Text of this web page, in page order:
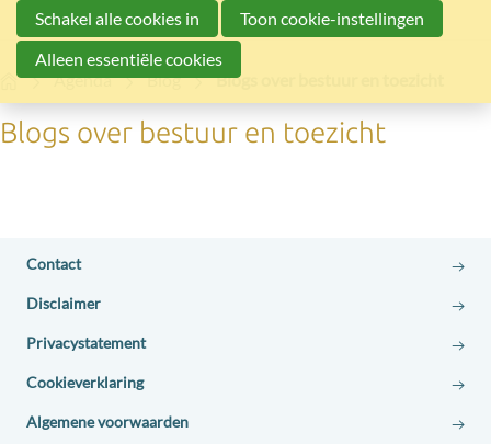
HomeAgenda Blog Blogs over bestuur en toezicht
Blogs over bestuur en toezicht
Contact
Disclaimer
Privacystatement
Cookieverklaring
Algemene voorwaarden
Schakel alle cookies in
Toon cookie-instellingen
Alleen essentiële cookies